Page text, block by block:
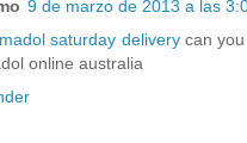
9 de marzo de 2013 a las
saturday deliverycan you
online australia